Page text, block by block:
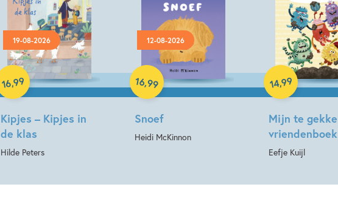
19-08-2026
Kipjes – Kipjes in
de klas
Hilde Peters
16,99
Hardcover
12-08-2026
Snoef
Heidi McKinnon
16,99
Hardcover
Mijn te gekke
vriendenboek
Eefje Kuijl
14,99
Hardcover